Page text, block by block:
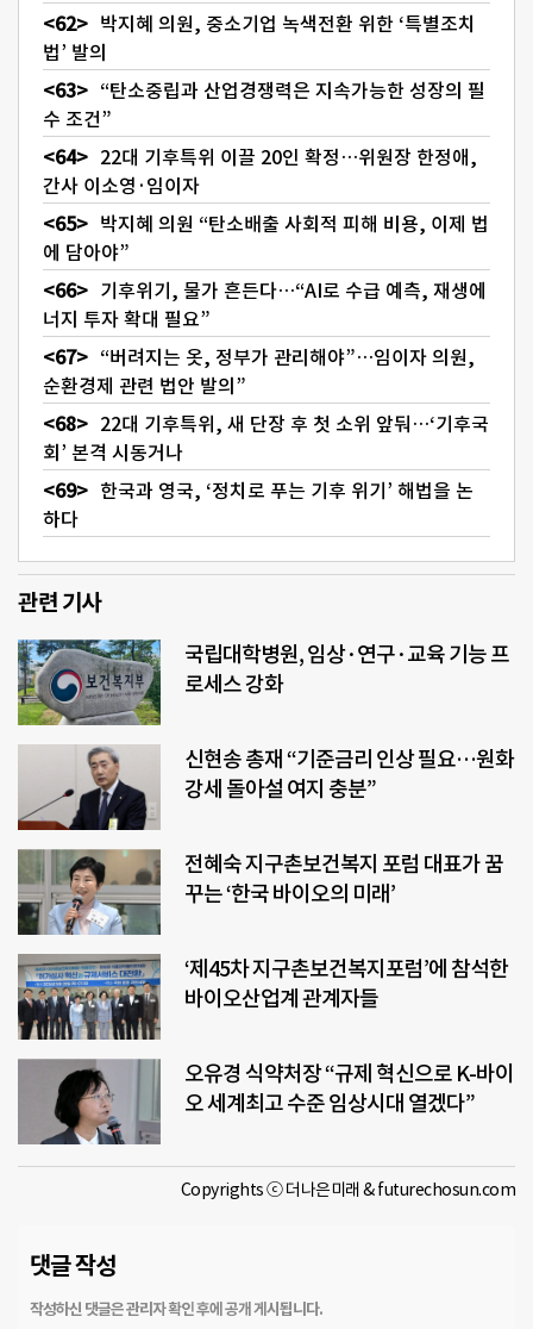
박지혜 의원, 중소기업 녹색전환 위한 ‘특별조치
법’ 발의
“탄소중립과 산업경쟁력은 지속가능한 성장의 필
수 조건”
22대 기후특위 이끌 20인 확정…위원장 한정애,
간사 이소영·임이자
박지혜 의원 “탄소배출 사회적 피해 비용, 이제 법
에 담아야”
기후위기, 물가 흔든다…“AI로 수급 예측, 재생에
너지 투자 확대 필요”
“버려지는 옷, 정부가 관리해야”…임이자 의원,
순환경제 관련 법안 발의”
22대 기후특위, 새 단장 후 첫 소위 앞둬…‘기후국
회’ 본격 시동거나
한국과 영국, ‘정치로 푸는 기후 위기’ 해법을 논
하다
관련 기사
국립대학병원, 임상·연구·교육 기능 프
로세스 강화
신현송 총재 “기준금리 인상 필요…원화
강세 돌아설 여지 충분”
전혜숙 지구촌보건복지 포럼 대표가 꿈
꾸는 ‘한국 바이오의 미래’
‘제45차 지구촌보건복지포럼’에 참석한
바이오산업계 관계자들
오유경 식약처장 “규제 혁신으로 K-바이
오 세계최고 수준 임상시대 열겠다”
Copyrights ⓒ 더나은미래 & futurechosun.com
댓글 작성